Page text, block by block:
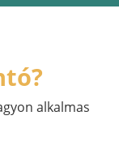
alkalmas